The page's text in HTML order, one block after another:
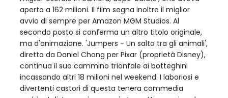
aperto a 162 milioni. Il film segna inoltre il miglior
avvio di sempre per Amazon MGM Studios. Al
secondo posto si conferma un altro titolo originale,
ma d'animazione. 'Jumpers - Un salto tra gli animali',
diretto da Daniel Chong per Pixar (proprietà Disney),
continua il suo cammino trionfale ai botteghini
incassando altri 18 milioni nel weekend. I laboriosi e
divertenti castori di questa tenera commedia